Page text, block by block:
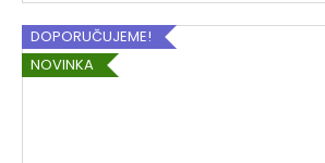
DOPORUČUJEME!
NOVINKA